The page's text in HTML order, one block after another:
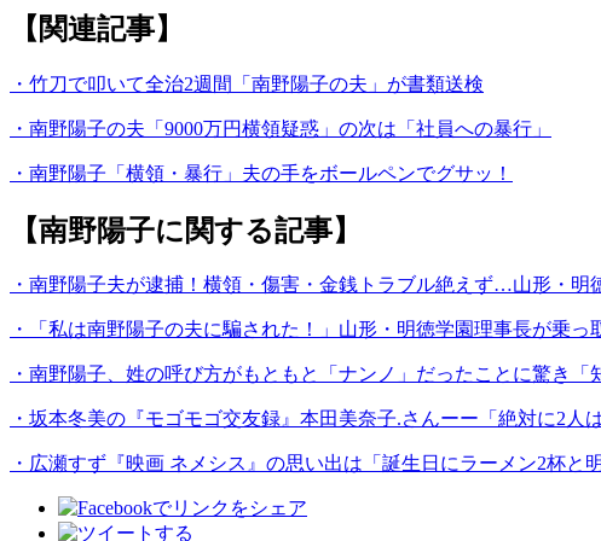
【関連記事】
・竹刀で叩いて全治2週間「南野陽子の夫」が書類送検
・南野陽子の夫「9000万円横領疑惑」の次は「社員への暴行」
・南野陽子「横領・暴行」夫の手をボールペンでグサッ！
【南野陽子に関する記事】
・南野陽子夫が逮捕！横領・傷害・金銭トラブル絶えず…山形・明
・「私は南野陽子の夫に騙された！」山形・明徳学園理事長が乗
・南野陽子、姓の呼び方がもともと「ナンノ」だったことに驚き「
・坂本冬美の『モゴモゴ交友録』本田美奈子.さんーー「絶対に2人
・広瀬すず『映画 ネメシス』の思い出は「誕生日にラーメン2杯と